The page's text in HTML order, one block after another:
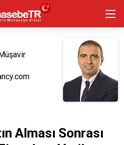
Alması Sonrası